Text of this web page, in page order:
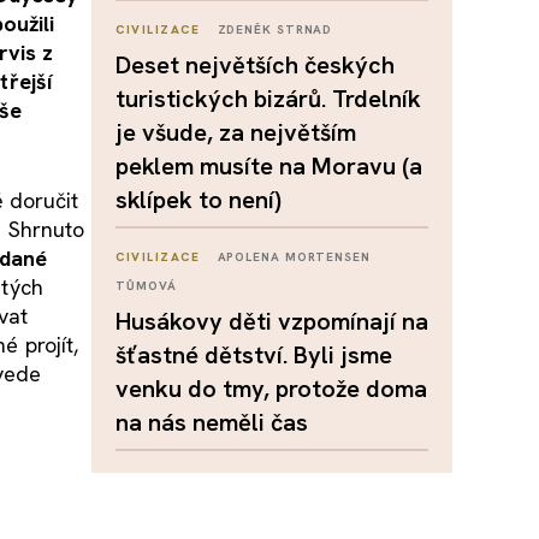
z
doručit
Shrnuto
projít,
CIVILIZACE ZDENĚK STRNAD
Deset největších českých
turistických bizárů. Trdelník
je všude, za největším
peklem musíte na Moravu (a
sklípek to není)
CIVILIZACE
APOLENA MORTENSEN
TŮMOVÁ
Husákovy děti vzpomínají na
šťastné dětství. Byli jsme
venku do tmy, protože doma
na nás neměli čas